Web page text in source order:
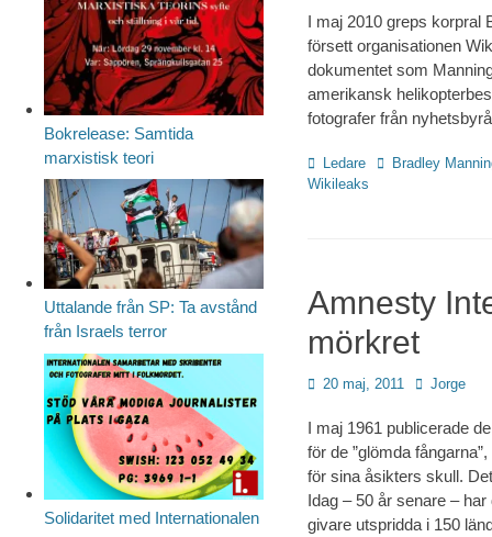
I maj 2010 greps korpral
försett organisationen
dokumentet som
amerikansk
fotografer från
Kategorier
Ledare Etiketter
Bradley
Wikileaks
Amnesty
mörkret
Publicerad
20 maj, 2011 Författare
Jorge
I maj 1961 publicerade
för de ”glömda
för sina åsikters skull.
Idag – 50 år senare –
givare utspridda i 150
Bokrelease: Samtida
marxistisk teori
Uttalande från SP: Ta avstånd
från Israels terror
Solidaritet med Internationalen